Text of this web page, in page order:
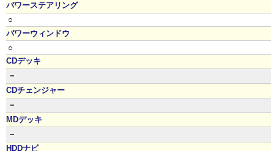
パワーステアリング
○
パワーウィンドウ
○
CDデッキ
－
CDチェンジャー
－
MDデッキ
－
HDDナビ